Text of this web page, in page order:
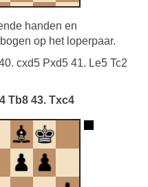
handen en
op het loperpaar.
cxd5 Pxd5 41. Le5 Tc2
Tb8 43. Txc4